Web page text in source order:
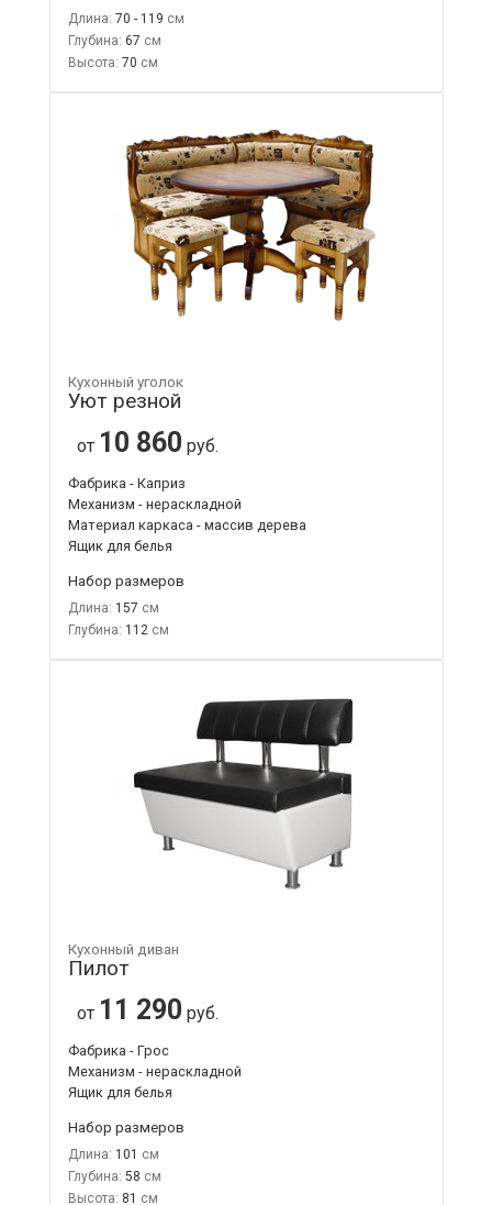
Длина: 70 - 119
Глубина: 67
Высота: 70
Кухонный уголок
Уют резной
от 10 860 руб.
Фабрика - Каприз
Механизм - нераскладной
Материал каркаса - массив дерева
Ящик для белья
Набор размеров
Длина: 157
Глубина: 112
Кухонный диван
Пилот
от 11 290 руб.
Фабрика - Грос
Механизм - нераскладной
Ящик для белья
Набор размеров
Длина: 101
Глубина: 58
Высота: 81